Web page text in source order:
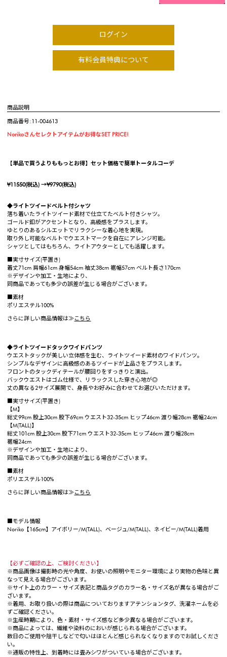
ログイン
有料会員特典について
商品説明
商品番号:11-004613
Norikoさんセレクトアイテムがお得なSET PRICE!
【単品で買うよりももっとお得】セット価格で簡単トータルコーデ
¥11550(税込) →¥9790(税込)
◆ライトツイードベルト付シャツ
落ち着いたライトツイード素材で仕立てたベルト付きシャツ。
ゴールド釦がアクセントとなり、高級感をプラスします。
ゆとりのあるシルエットでリラクシーな着心地を実現。
取り外し可能なベルトでウエストマークを自在にアレンジ可能。
シャツとしてはもちろん、ライトアウターとしても活躍します。
■実寸サイズ(平置き)
着丈71cm 肩幅61cm 身幅54cm 袖丈38cm 裾幅57cm ベルト長さ170cm
※デザインや加工・生地により、
同商品であっても多少の誤差が生じる場合がございます。
■素材
ポリエステル100%
さらに詳しい商品情報は≫こちら
◆ライトツイードタックワイドパンツ
ウエストタックが美しい立体感を生む、ライトツイード素材のワイドパンツ。
シンプルなデザインに高級感のあるツイードが上品さをプラスします。
フロントのタックディテールが腰回りをすっきりと演出。
バックウエストはゴム仕様で、リラックスした穿き心地が◎
丈の異なる2サイズ展開で、身長やお好みに合わせてお選びいただけます。
■実寸サイズ(平置き)
【M】
総丈99cm 股上30cm 股下69cm ウエスト32-35cm ヒップ46cm 渡り幅28cm 裾幅24cm
【M(TALL)】
総丈101cm 股上30cm 股下71cm ウエスト32-35cm ヒップ46cm 渡り幅28cm
裾幅24cm
※デザインや加工・生地により、
同商品であっても多少の誤差が生じる場合がございます。
■素材
ポリエステル100%
さらに詳しい商品情報は≫こちら
■モデル情報
Noriko【165cm】アイボリー/M(TALL)、ベージュ/M(TALL)、ネイビー/M(TALL)着用
【必ずご確認の上、ご検討ください】
※商品画像は撮影時の光や角度、お使いの照明やモニター環境により実物の色味と異
なって見える場合がございます。
※サイト上のカラー・サイズ表記と商品タグのカラー名・サイズ名が異なる場合がご
ざいます。
※着用、お取り扱いの際は商品についておりますアテンションタグ、洗濯ネームを必
ずご確認ください。
※生産時期により、色・素材・サイズ感など多少異なる場合がございます。
※商品によっては、繊維や染料のにおいが感じられる場合がございます。
数日のご使用や陰干しなどで匂いはほとんど感じられなくなりますのでお試しくださ
い。
※通販の特性上、到着時には畳みシワがついている場合がございます。